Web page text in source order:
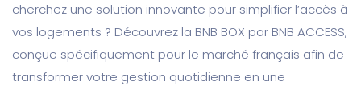
cherchez une solution innovante pour simplifier l’accès à
vos logements ? Découvrez la BNB BOX par BNB ACCESS,
conçue spécifiquement pour le marché français afin de
transformer votre gestion quotidienne en une